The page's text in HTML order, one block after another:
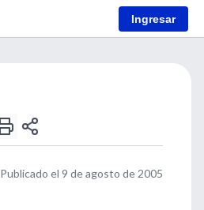
Ingresar
Publicado el 9 de agosto de 2005